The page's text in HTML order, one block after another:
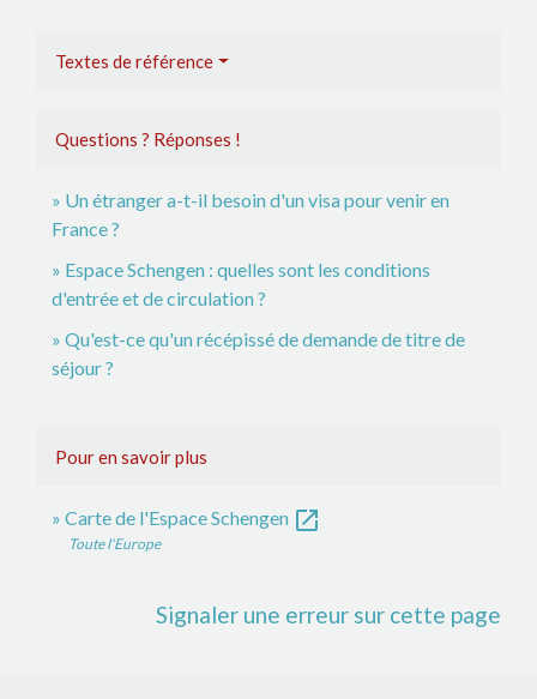
Textes de référence
Questions ? Réponses !
Un étranger a-t-il besoin d'un visa pour venir en
France ?
Espace Schengen : quelles sont les conditions
d'entrée et de circulation ?
Qu'est-ce qu'un récépissé de demande de titre de
séjour ?
Pour en savoir plus
Carte de l'Espace Schengen open_in_new
Toute l'Europe
Signaler une erreur sur cette page